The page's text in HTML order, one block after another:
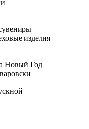
изделия
Новый Год